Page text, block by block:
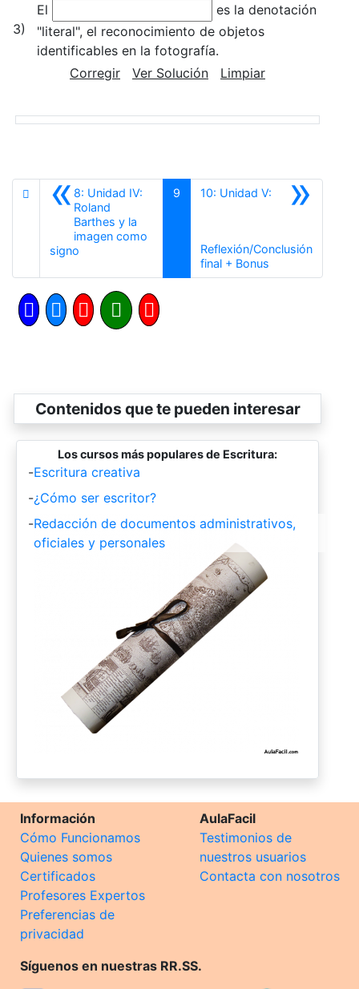
3)
El
es la denotación
"literal", el reconocimiento de objetos
identificables en la fotografía.
Corregir
Ver Solución Limpiar
«8: Unidad IV:
Roland
Barthes y la
imagen como
signo
9 »
10: Unidad V:
Reflexión/Conclusión
final + Bonus
Contenidos que te pueden interesar
Los cursos más populares de Escritura:
-Escritura creativa
-¿Cómo ser escritor?
-Redacción de documentos administrativos,
oficiales y personales
Información
Cómo Funcionamos
Quienes somos
Certificados
Profesores Expertos
Preferencias de
privacidad
AulaFacil
Testimonios de
nuestros usuarios
Contacta con nosotros
Síguenos en nuestras RR.SS.